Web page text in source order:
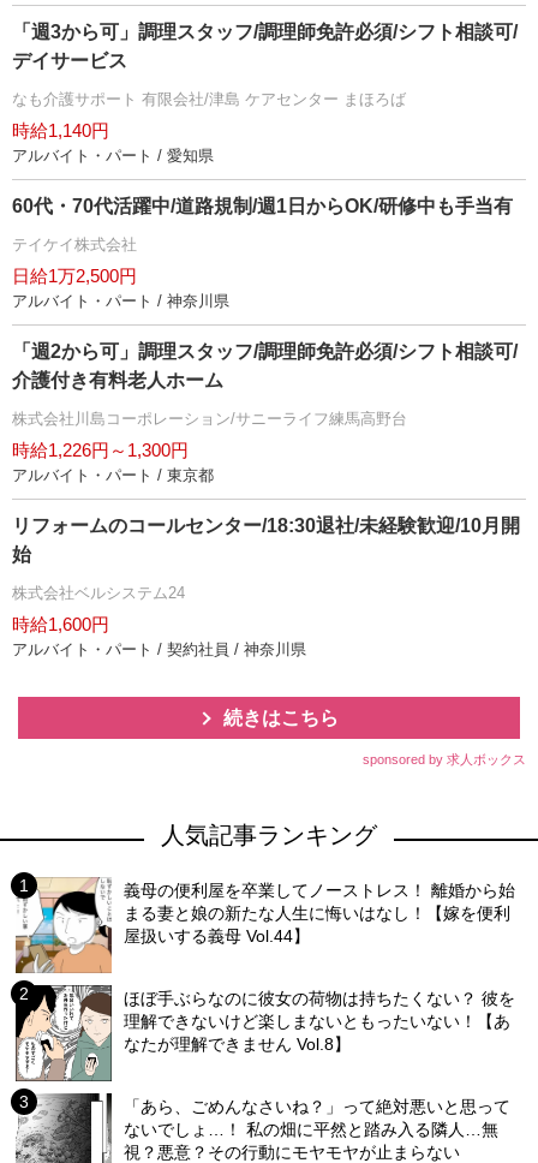
「週3から可」調理スタッフ/調理師免許必須/シフト相談可/
デイサービス
なも介護サポート 有限会社/津島 ケアセンター まほろば
時給1,140円
アルバイト・パート / 愛知県
60代・70代活躍中/道路規制/週1日からOK/研修中も手当有
テイケイ株式会社
日給1万2,500円
アルバイト・パート / 神奈川県
「週2から可」調理スタッフ/調理師免許必須/シフト相談可/
介護付き有料老人ホーム
株式会社川島コーポレーション/サニーライフ練馬高野台
時給1,226円～1,300円
アルバイト・パート / 東京都
リフォームのコールセンター/18:30退社/未経験歓迎/10月開
始
株式会社ベルシステム24
時給1,600円
アルバイト・パート / 契約社員 / 神奈川県
続きはこちら
sponsored by 求人ボックス
人気記事ランキング
義母の便利屋を卒業してノーストレス！ 離婚から始
まる妻と娘の新たな人生に悔いはなし！【嫁を便利
屋扱いする義母 Vol.44】
ほぼ手ぶらなのに彼女の荷物は持ちたくない？ 彼を
理解できないけど楽しまないともったいない！【あ
なたが理解できません Vol.8】
「あら、ごめんなさいね？」って絶対悪いと思って
ないでしょ…！ 私の畑に平然と踏み入る隣人…無
視？悪意？その行動にモヤモヤが止まらない